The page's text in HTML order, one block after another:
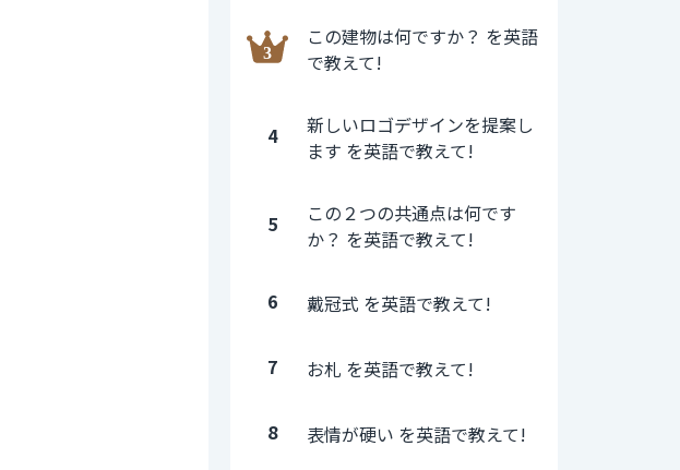
この建物は何ですか？ を英語
で教えて!
4
新しいロゴデザインを提案し
ます を英語で教えて!
5
この２つの共通点は何です
か？ を英語で教えて!
6 戴冠式 を英語で教えて!
7 お札 を英語で教えて!
8 表情が硬い を英語で教えて!